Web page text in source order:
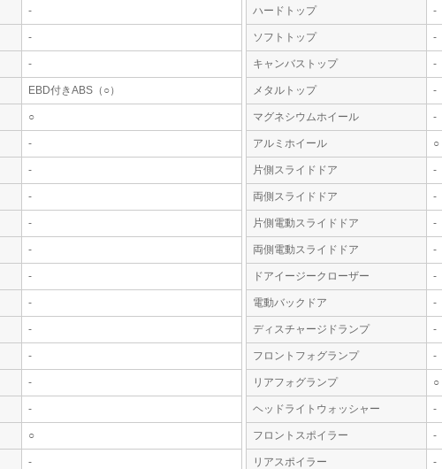
-
-
-
EBD付きABS（○）
○
-
-
-
-
-
-
-
-
-
-
-
○
-
ハードトップ -
ソフトトップ -
キャンバストップ -
メタルトップ -
マグネシウムホイール -
アルミホイール ○
片側スライドドア -
両側スライドドア -
片側電動スライドドア -
両側電動スライドドア -
ドアイージークローザー -
電動バックドア -
ディスチャージドランプ -
フロントフォグランプ -
リアフォグランプ ○
ヘッドライトウォッシャー -
フロントスポイラー -
リアスポイラー -